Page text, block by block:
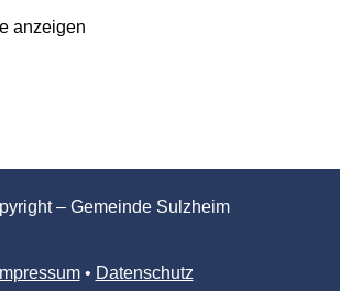
anzeigen
– Gemeinde Sulzheim
Impressum• Datenschutz